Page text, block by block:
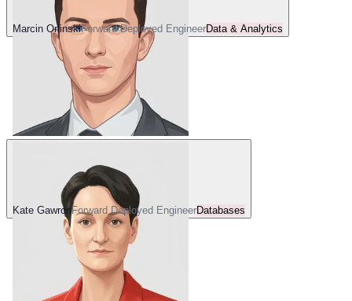
Marcin OrlinskiForward Deployed EngineerData & Analytics
Kate GawronForward Deployed EngineerDatabases